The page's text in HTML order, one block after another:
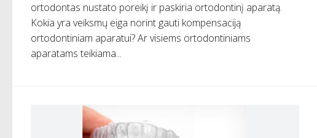
ortodontas nustato poreikį ir paskiria ortodontinį aparatą.
Kokia yra veiksmų eiga norint gauti kompensaciją
ortodontiniam aparatui? Ar visiems ortodontiniams
aparatams teikiama...